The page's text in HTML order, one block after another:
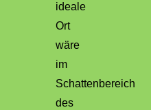
ideale
Ort
wäre
im
Schattenbereich
des